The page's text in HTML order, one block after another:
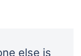
else is